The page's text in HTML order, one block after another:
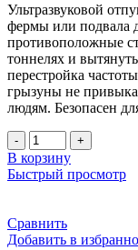
Ультразвуковой
фермы или подвала
противоположные
тоннелях и
перестройка
грызуны не
людям. Безопасен
Количество
товара
Ультразвуковой
отпугиватель
Ястреб
800
В корзину
Быстрый просмотр
Сравнить
Добавить в